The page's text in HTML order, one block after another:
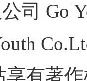
司 Go
享有著